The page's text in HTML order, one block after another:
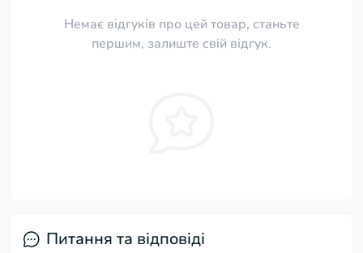
Немає відгуків про цей товар, станьте
першим, залиште свій відгук.
Питання та відповіді